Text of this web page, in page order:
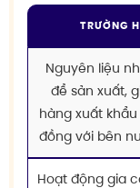
TRƯỜNG
Nguyên liệu
để sản xuất,
hàng xuất
đồng với bên
Hoạt động gia